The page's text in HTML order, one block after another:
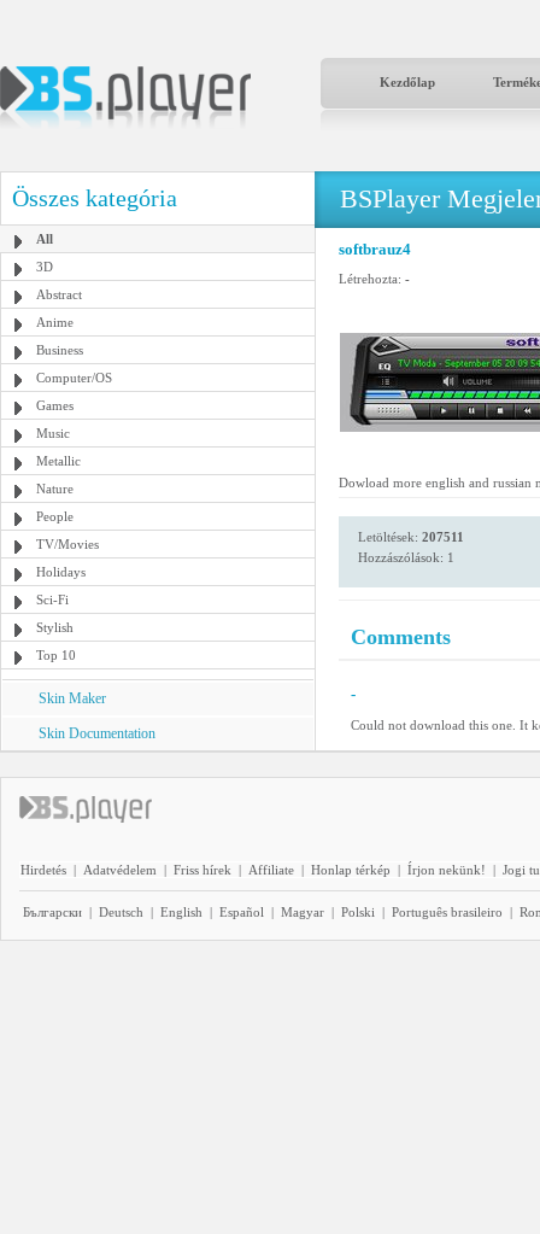
Kezdőlap
Összes kategória
All
3D
Abstract
Anime
Business
Computer/OS
Games
Music
Metallic
Nature
People
TV/Movies
Holidays
Sci-Fi
Stylish
Top 10
Skin Maker
Skin Documentation
BSPlayer
softbrauz4
Létrehozta: -
Dowload more english and russian
Letöltések: 207511
Hozzászólások: 1
Comments
-
Could not download this one. It
Hirdetés | Adatvédelem | Friss hírek | Affiliate | Honlap térkép | Írjon nekünk! | Jogi
Български | Deutsch | English | Español | Magyar | Polski | Português brasileiro |